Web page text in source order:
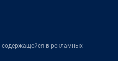
содержащейся в рекламных